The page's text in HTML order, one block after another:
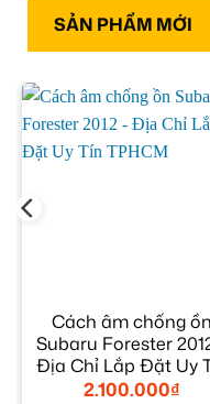
SẢN PHẨM MỚI
Cách âm chống ồn
Subaru Forester
Địa Chỉ Lắp Đặt Uy
TPHCM
2.100.000₫